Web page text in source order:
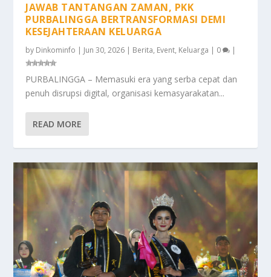
JAWAB TANTANGAN ZAMAN, PKK
PURBALINGGA BERTRANSFORMASI DEMI
KESEJAHTERAAN KELUARGA
by Dinkominfo | Jun 30, 2026 | Berita, Event, Keluarga | 0 |
PURBALINGGA – Memasuki era yang serba cepat dan
penuh disrupsi digital, organisasi kemasyarakatan...
READ MORE